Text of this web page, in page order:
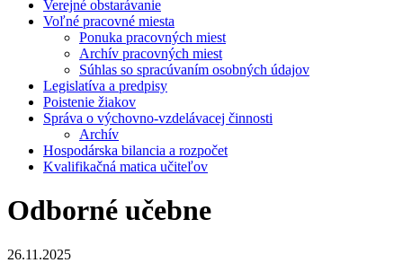
Verejné obstarávanie
Voľné pracovné miesta
Ponuka pracovných miest
Archív pracovných miest
Súhlas so spracúvaním osobných údajov
Legislatíva a predpisy
Poistenie žiakov
Správa o výchovno-vzdelávacej činnosti
Archív
Hospodárska bilancia a rozpočet
Kvalifikačná matica učiteľov
Odborné učebne
26.11.2025